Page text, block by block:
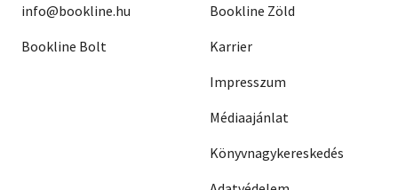
info@bookline.hu
Bookline Bolt
Bookline Zöld
Karrier
Impresszum
Médiaajánlat
Könyvnagykereskedés